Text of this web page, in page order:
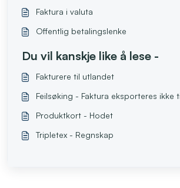
Faktura i valuta
Offentlig betalingslenke
Du vil kanskje like å lese -
Fakturere til utlandet
Feilsøking - Faktura eksporteres ikke
Produktkort - Hodet
Tripletex - Regnskap